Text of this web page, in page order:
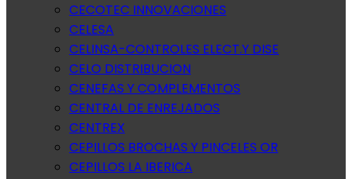
CECOTEC INNOVACIONES
CELESA
CELINSA-CONTROLES ELECT.Y DISE
CELO DISTRIBUCION
CENEFAS Y COMPLEMENTOS
CENTRAL DE ENREJADOS
CENTREX
CEPILLOS BROCHAS Y PINCELES OR
CEPILLOS LA IBERICA